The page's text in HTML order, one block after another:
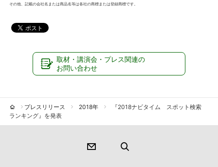
その他、記載の会社名または商品名等は各社の商標または登録商標です。
取材・講演会・プレス関連の
お問い合わせ
プレスリリース 2018年
『2018ナビタイム スポット検索
ランキング』を発表